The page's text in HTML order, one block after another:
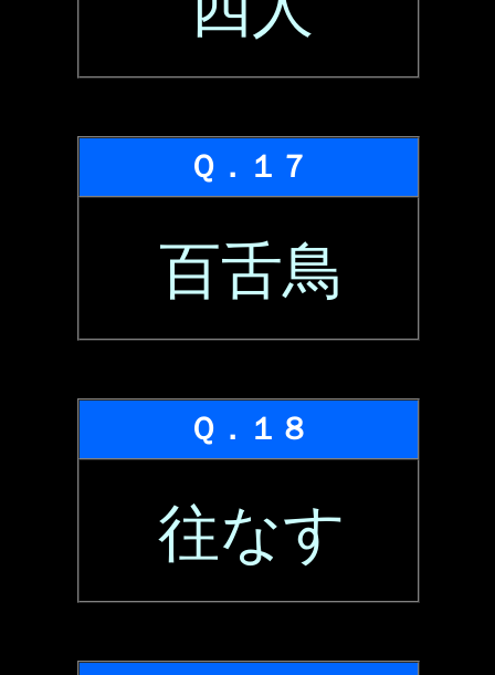
Ｑ．１７
百舌鳥
Ｑ．１８
往なす